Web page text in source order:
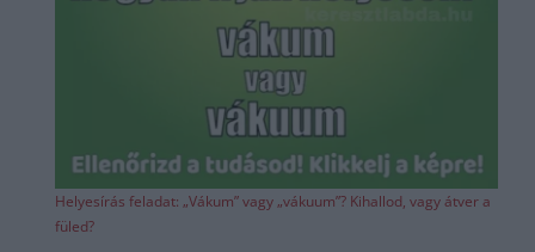
Helyesírás feladat: „Vákum” vagy „vákuum”? Kihallod, vagy átver a
füled?